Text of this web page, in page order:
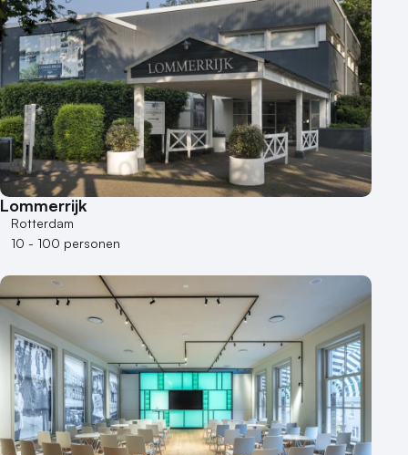
Groene locatie
Heisessie
Hotel
Hybride events
Industriële locatie
Kasteel en landgoed
Kleine / intieme locatie
Locaties aan zee
Museum
Theater
Varende locatie
Lommerrijk
Rotterdam
10 - 100 personen